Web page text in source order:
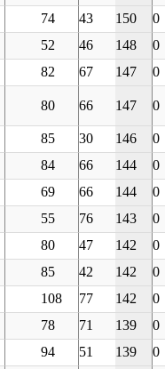
74 43 150 0
52 46 148 0
82 67 147 0
80 66 147 0
85 30 146 0
84 66 144 0
69 66 144 0
55 76 143 0
80 47 142 0
85 42 142 0
108 77 142 0
78 71 139 0
94 51 139 0